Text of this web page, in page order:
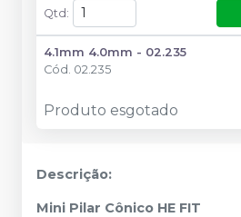
Qtd:
4.1mm 4.0mm - 02.235
Cód. 02.235
Produto esgotado
Descrição:
Mini Pilar Cônico HE FIT